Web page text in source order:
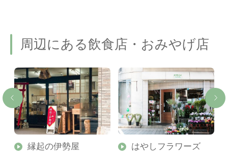
周辺にある飲食店・おみやげ店
縁起の伊勢屋 はやしフラワーズ